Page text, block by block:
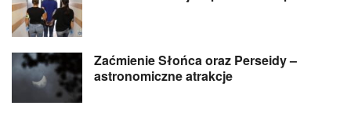
Zaćmienie Słońca oraz Perseidy –
astronomiczne atrakcje